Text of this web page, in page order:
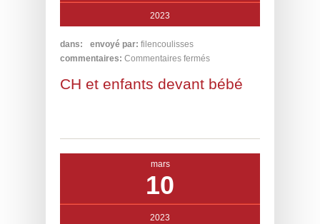
2023
dans: envoyé par: filencoulisses
commentaires: Commentaires fermés
CH et enfants devant bébé
mars
10
2023